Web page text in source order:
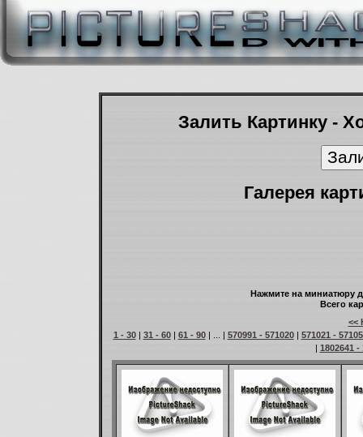
Залить Картинку -
Галерея
Нажмите на миниатюру
Всего
<<
1 - 30| 31 - 60| 61 - 90| ... | 570991 - 571020| 571021 -
| 1802641 -